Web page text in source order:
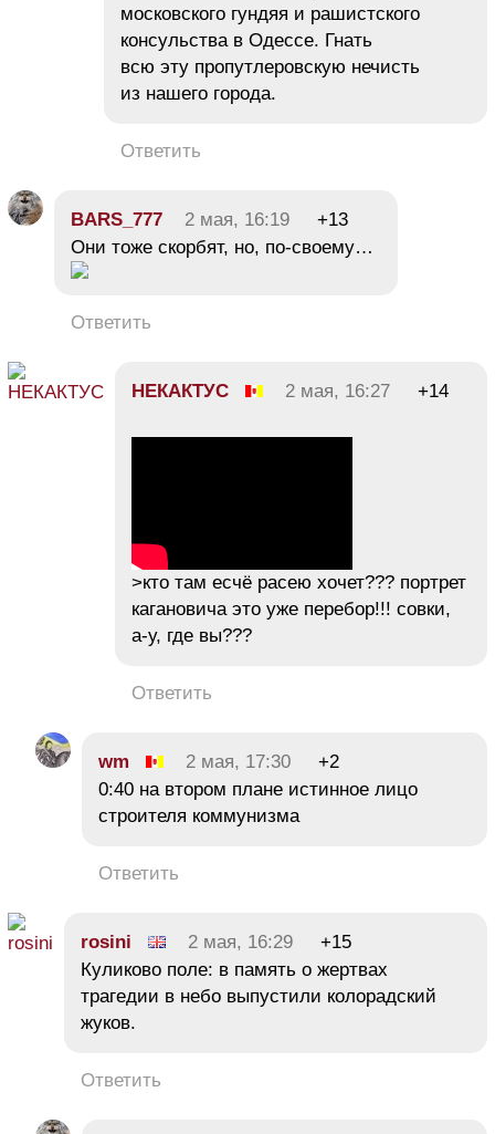
московского гундяя и рашистского
консульства в Одессе. Гнать
всю эту пропутлеровскую нечисть
из нашего города.
Ответить
BARS_777 2 мая, 16:19
+13
Они тоже скорбят, но, по-своему…
Ответить
НЕКАКТУС 2 мая, 16:27 +14
>кто там есчё расею хочет??? портрет
кагановича это уже перебор!!! совки,
а-у, где вы???
Ответить
wm 2 мая, 17:30
+2
0:40 на втором плане истинное лицо
строителя коммунизма
Ответить
rosini 2 мая, 16:29
+15
Куликово поле: в память о жертвах
трагедии в небо выпустили колорадский
жуков.
Ответить